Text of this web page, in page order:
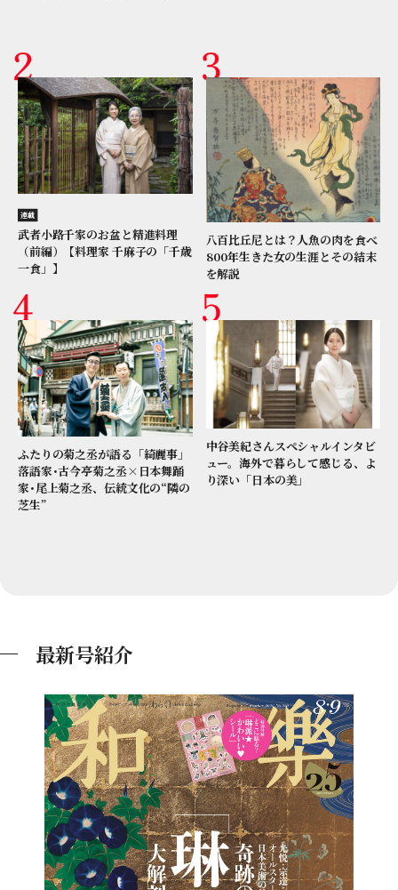
連載
武者小路千家のお盆と精進料理
（前編）【料理家 千麻子の「千歳
一食」】
八百比丘尼とは？人魚の肉を食べ
800年生きた女の生涯とその結末
を解説
ふたりの菊之丞が語る「綺麗事」
落語家･古今亭菊之丞×日本舞踊
家･尾上菊之丞、伝統文化の“隣の
芝生”
中谷美紀さんスペシャルインタビ
ュー。海外で暮らして感じる、よ
り深い「日本の美」
最新号紹介